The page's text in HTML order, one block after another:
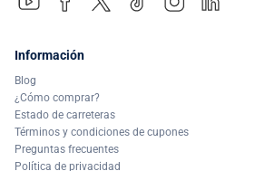
Información
Blog
¿Cómo comprar?
Estado de carreteras
Términos y condiciones de cupones
Preguntas frecuentes
Política de privacidad